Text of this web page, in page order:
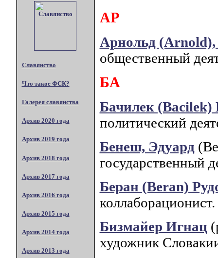
Славянство
Что такое ФСК?
Галерея славянства
Архив 2020 года
Архив 2019 года
Архив 2018 года
Архив 2017 года
Архив 2016 года
Архив 2015 года
Архив 2014 года
Архив 2013 года
АР
Арнольд
общественный
БА
Бачилек (Bacilek)
политический
Бенеш, Эдуард
государственный
Беран (Beran)
коллаборационист.
Бизмайер Игнац
художник